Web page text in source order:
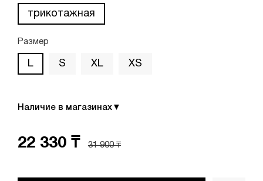
трикотажная
Размер
L S XL XS
Наличие в магазинах ▼
22 330 ₸ 31 900 ₸